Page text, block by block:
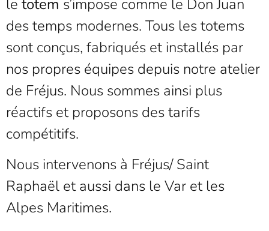
le totem s’impose comme le Don Juan
des temps modernes. Tous les totems
sont conçus, fabriqués et installés par
nos propres équipes depuis notre atelier
de Fréjus. Nous sommes ainsi plus
réactifs et proposons des tarifs
compétitifs.
Nous intervenons à Fréjus/ Saint
Raphaël et aussi dans le Var et les
Alpes Maritimes.